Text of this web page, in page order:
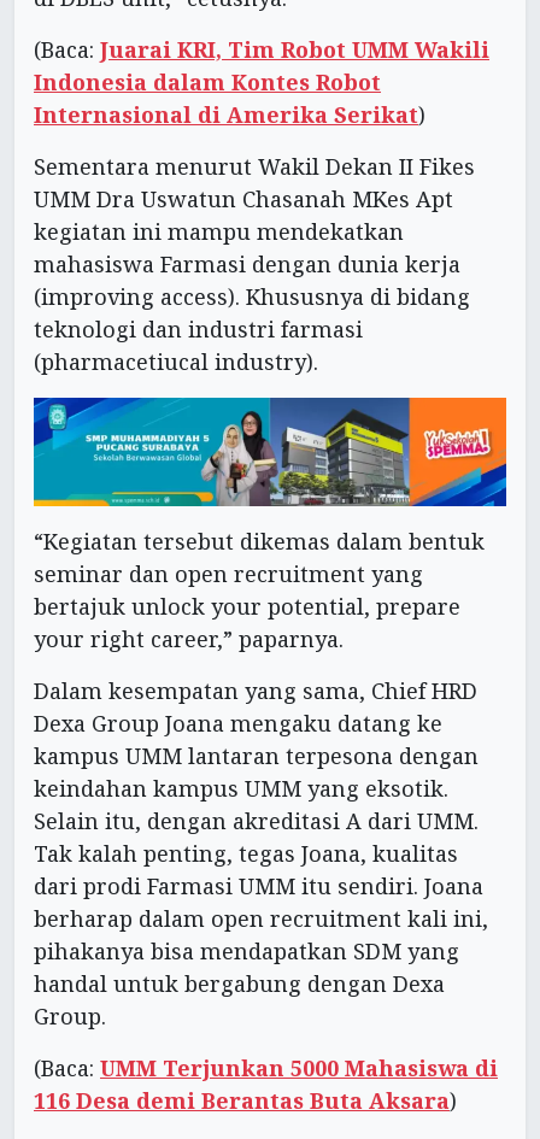
(Baca: Juarai KRI, Tim Robot UMM Wakili
Indonesia dalam Kontes Robot
Internasional di Amerika Serikat)
Sementara menurut Wakil Dekan II Fikes
UMM Dra Uswatun Chasanah MKes Apt
kegiatan ini mampu mendekatkan
mahasiswa Farmasi dengan dunia kerja
(improving access). Khususnya di bidang
teknologi dan industri farmasi
(pharmacetiucal industry).
“Kegiatan tersebut dikemas dalam bentuk
seminar dan open recruitment yang
bertajuk unlock your potential, prepare
your right career,” paparnya.
Dalam kesempatan yang sama, Chief HRD
Dexa Group Joana mengaku datang ke
kampus UMM lantaran terpesona dengan
keindahan kampus UMM yang eksotik.
Selain itu, dengan akreditasi A dari UMM.
Tak kalah penting, tegas Joana, kualitas
dari prodi Farmasi UMM itu sendiri. Joana
berharap dalam open recruitment kali ini,
pihakanya bisa mendapatkan SDM yang
handal untuk bergabung dengan Dexa
Group.
(Baca: UMM Terjunkan 5000 Mahasiswa di
116 Desa demi Berantas Buta Aksara)